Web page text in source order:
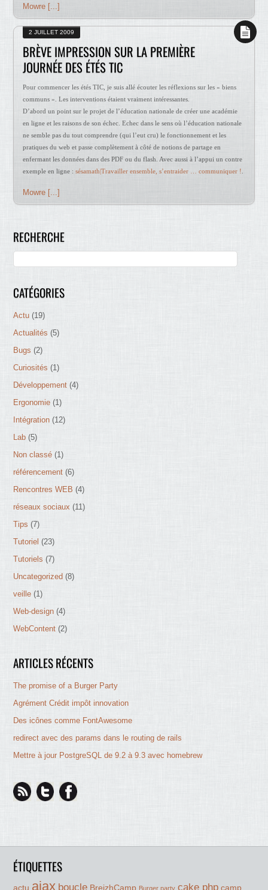
Mowre [...]
2 JUILLET 2009
BRÈVE IMPRESSION SUR LA PREMIÈRE
JOURNÉE DES ÉTÉS TIC
Pour commencer les étés TIC, je suis allé écouter les réflexions sur les « biens
communs ». Les interventions étaient vraiment intéressantes.
D’abord un point sur le projet de l’éducation nationale de créer une académie
en ligne et les raisons de son échec. Echec dans le sens où l’éducation nationale
ne semble pas du tout comprendre (qui l’eut cru) le fonctionnement et les
pratiques du web et passe complètement à côté de notions de partage en
enfermant les données dans des PDF ou du flash. Avec aussi à l’appui un contre
exemple en ligne :sésamath|Travailler ensemble, s’entraider … communiquer !.
Mowre [...]
RECHERCHE
CATÉGORIES
Actu (19)
Actualités (5)
Bugs (2)
Curiosités (1)
Développement (4)
Ergonomie (1)
Intégration (12)
Lab (5)
Non classé (1)
référencement (6)
Rencontres WEB (4)
réseaux sociaux (11)
Tips (7)
Tutoriel (23)
Tutoriels (7)
Uncategorized (8)
veille (1)
Web-design (4)
WebContent (2)
ARTICLES RÉCENTS
The promise of a Burger Party
Agrément Crédit impôt innovation
Des icônes comme FontAwesome
redirect avec des params dans le routing de rails
Mettre à jour PostgreSQL de 9.2 à 9.3 avec homebrew
ÉTIQUETTES
actu ajax boucle BreizhCamp Burger party cake php camp